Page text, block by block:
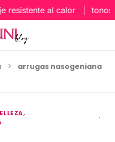
al calor tonos
arrugas nasogeniana